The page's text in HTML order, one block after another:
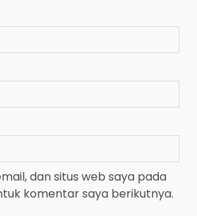
dan situs web saya pada
komentar saya berikutnya.